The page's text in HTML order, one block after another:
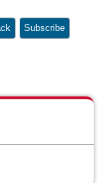
Subscribe